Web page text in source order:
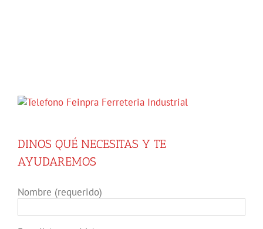
DINOS QUÉ NECESITAS Y TE
AYUDAREMOS
Nombre (requerido)